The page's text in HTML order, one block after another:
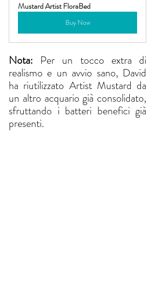
Mustard Artist FloraBed
Buy Now
Nota: Per un tocco extra di
realismo e un avvio sano, David
ha riutilizzato Artist Mustard da
un altro acquario già consolidato,
sfruttando i batteri benefici già
presenti.